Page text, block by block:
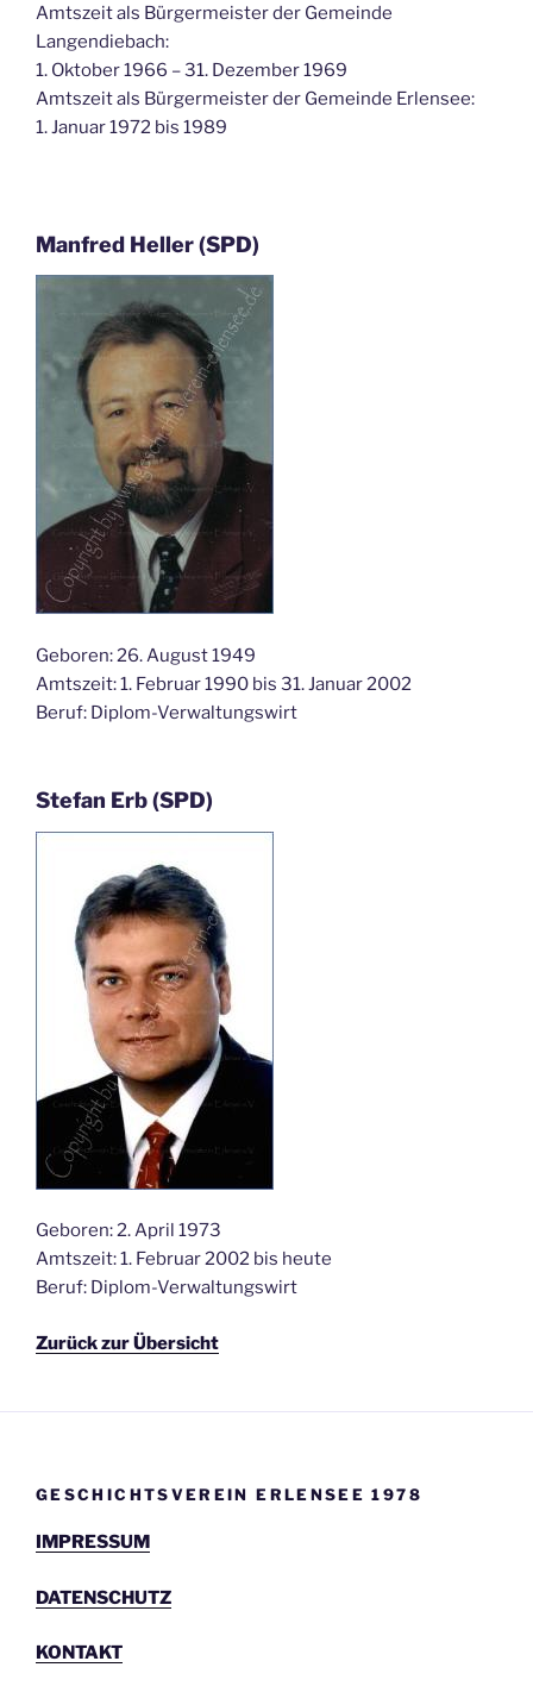
Amtszeit als Bürgermeister der Gemeinde
Langendiebach:
1. Oktober 1966 – 31. Dezember 1969
Amtszeit als Bürgermeister der Gemeinde Erlensee:
1. Januar 1972 bis 1989
Manfred Heller (SPD)
Geboren: 26. August 1949
Amtszeit: 1. Februar 1990 bis 31. Januar 2002
Beruf: Diplom-Verwaltungswirt
Stefan Erb (SPD)
Geboren: 2. April 1973
Amtszeit: 1. Februar 2002 bis heute
Beruf: Diplom-Verwaltungswirt
Zurück zur Übersicht
GESCHICHTSVEREIN ERLENSEE 1978
IMPRESSUM
DATENSCHUTZ
KONTAKT